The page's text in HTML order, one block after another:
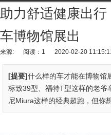
助力舒适健康出
车博物馆展出
来源: 阅读：1 2020-02-20
[提要]什么样的车才能在博物馆
标致39型、福特T型这样的老爷
尼Miura这样的经典超跑，但你